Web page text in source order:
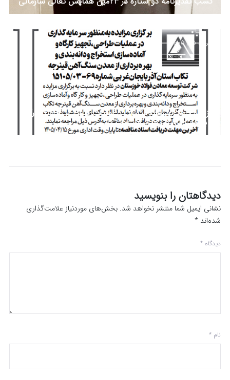
خرداد 25, 1405
مزایده جهت سرمایه‌گذاری در عملیات طراحی، تجهیز کارگاه
و بهره برداری از معدن قینرجه تکاب
دیدگاهتان را بنویسید
نشانی ایمیل شما منتشر نخواهد شد. بخش‌های موردنیاز علامت‌گذاری
شده‌اند *
دیدگاه *
نام *